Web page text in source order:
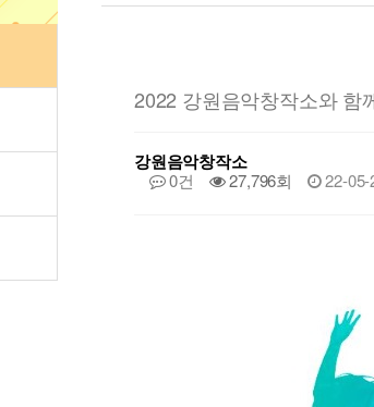
2022 강원음악창작소와 함
강원음악창작소
0건 27,796회 22-05-